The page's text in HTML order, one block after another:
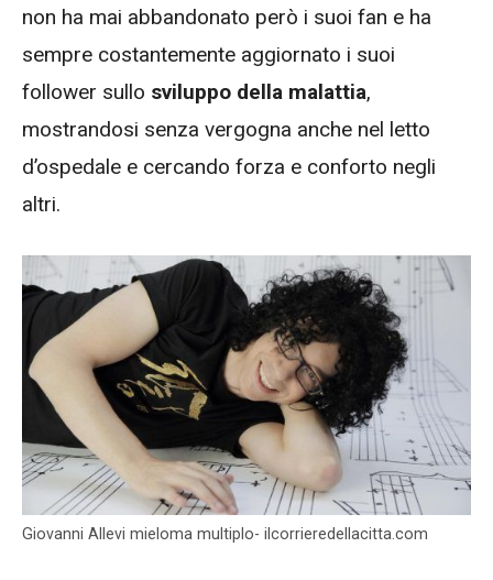
non ha mai abbandonato però i suoi fan e ha
sempre costantemente aggiornato i suoi
follower sullo sviluppo della malattia,
mostrandosi senza vergogna anche nel letto
d’ospedale e cercando forza e conforto negli
altri.
Giovanni Allevi mieloma multiplo- ilcorrieredellacitta.com